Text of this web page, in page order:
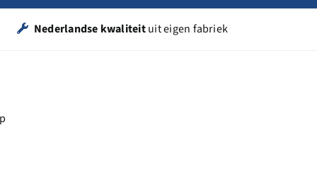
Nederlandse kwaliteituit eigen fabriek